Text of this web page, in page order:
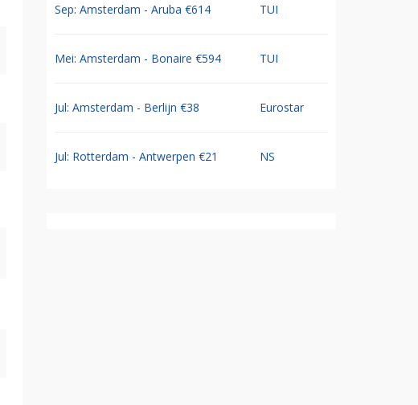
Sep: Amsterdam - Aruba €614 TUI
Mei: Amsterdam - Bonaire €594 TUI
Jul: Amsterdam - Berlijn €38 Eurostar
Jul: Rotterdam - Antwerpen €21 NS